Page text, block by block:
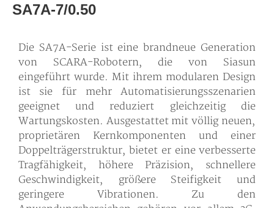
SA7A-7/0.50
Die SA7A-Serie ist eine brandneue Generation
von SCARA-Robotern, die von Siasun
eingeführt wurde. Mit ihrem modularen Design
ist sie für mehr Automatisierungsszenarien
geeignet und reduziert gleichzeitig die
Wartungskosten. Ausgestattet mit völlig neuen,
proprietären Kernkomponenten und einer
Doppelträgerstruktur, bietet er eine verbesserte
Tragfähigkeit, höhere Präzision, schnellere
Geschwindigkeit, größere Steifigkeit und
geringere Vibrationen. Zu den